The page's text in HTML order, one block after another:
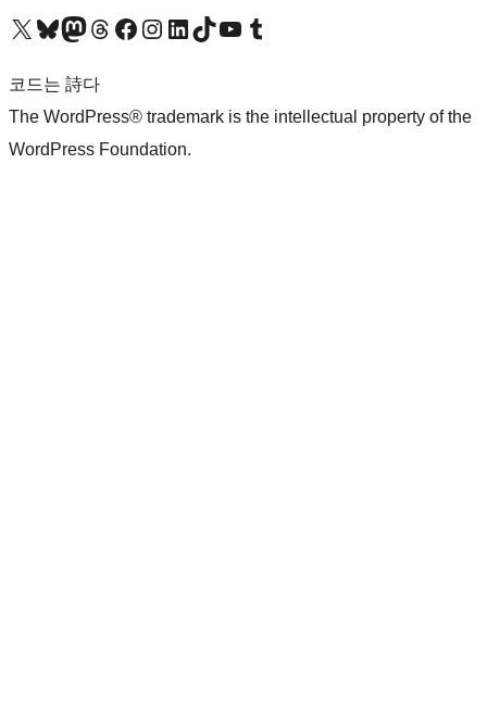
X(이전 트위터) 계정 방문하기블루스카이 계정 방문하기마스토돈 계정 방문하기스레드 계정 방문하기 페이스북 페이지 방문하기인스타그램 계정 방문하기 LinkedIn 계정 방문하기틱톡 계정 방문하기유튜브 채널 방문하기 텀블러 계정 방문하기
코드는 詩다
The WordPress® trademark is the intellectual property of the
WordPress Foundation.